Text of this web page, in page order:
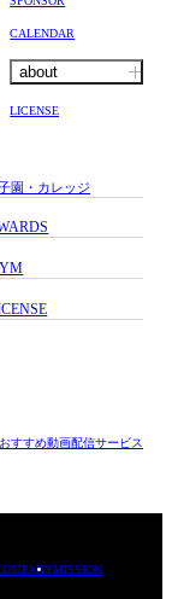
CALENDAR
about
LICENSE
園・カレッジ
おすすめ動画配信サービス
MISSION